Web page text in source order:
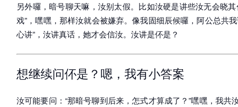
另外囉，暗号聊天嘛，汝别太假。比如汝硬是讲些汝无会晓
戏”，嘿嘿，那样汝就会被嫌弃。像我固细辰候囉，阿公总共
心讲”，汝讲真话，她才会信汝。汝讲是伓是？
想继续问伓是？嗯，我有小答案
汝可能要问：“那暗号聊到后来，怎式才算成了？”嘿嘿，我共